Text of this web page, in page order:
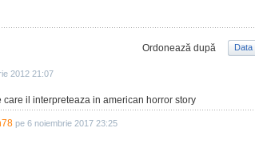
Ordonează după Data
2012 21:07
il interpreteaza in american horror story
pe 6 noiembrie 2017 23:25